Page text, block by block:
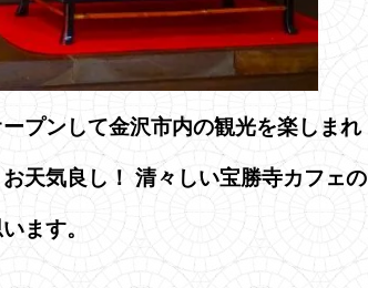
プンして金沢市内の観光を楽しまれ
天気良し！ 清々しい宝勝寺カフェの
ます。